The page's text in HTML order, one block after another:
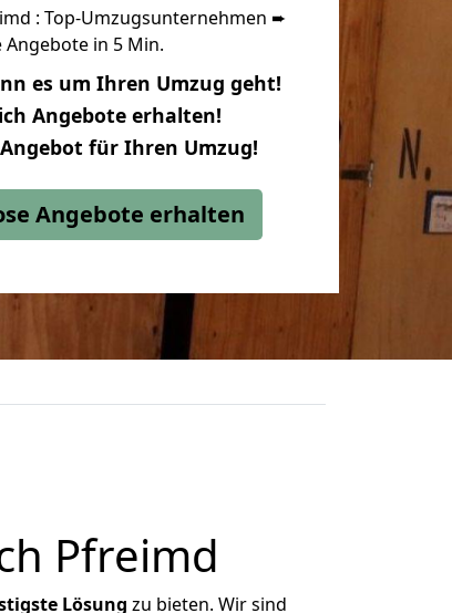
: Top-Umzugsunternehmen ➨
Angebote in 5 Min.
es um Ihren Umzug geht!
Angebote erhalten!
für Ihren Umzug!
Angebote erhalten
Pfreimd
Lösung zu bieten. Wir sind